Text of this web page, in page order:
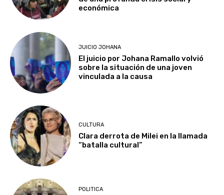
económica
JUICIO JOHANA
El juicio por Johana Ramallo volvió
sobre la situación de una joven
vinculada a la causa
CULTURA
Clara derrota de Milei en la llamada
“batalla cultural”
POLITICA